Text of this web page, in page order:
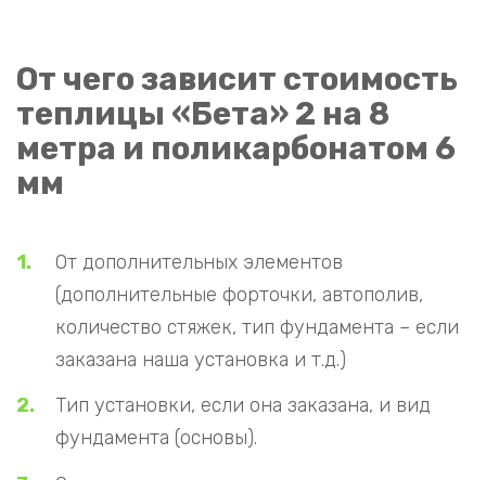
От чего зависит стоимость
теплицы «Бета» 2 на 8
метра и поликарбонатом 6
мм
От дополнительных элементов
(дополнительные форточки, автополив,
количество стяжек, тип фундамента – если
заказана наша установка и т.д.)
Тип установки, если она заказана, и вид
фундамента (основы).